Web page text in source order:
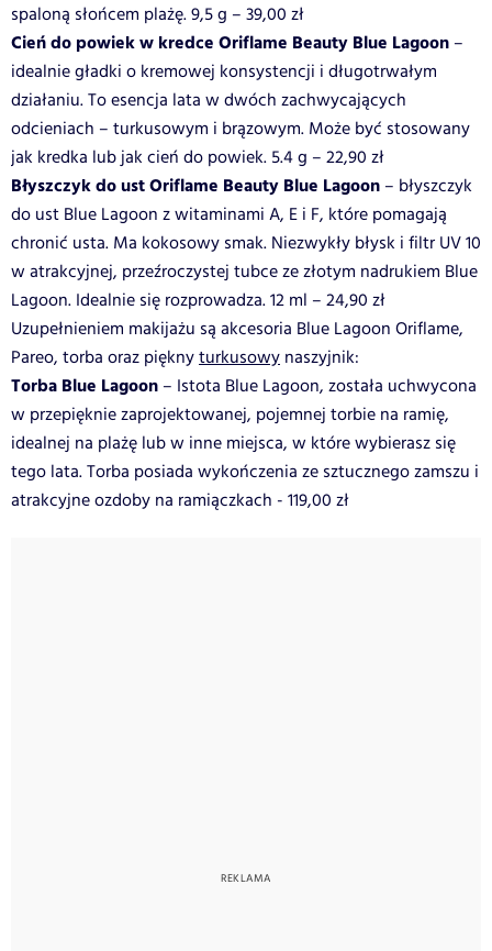
spaloną słońcem plażę. 9,5 g – 39,00 zł
Cień do powiek w kredce Oriflame Beauty Blue Lagoon –
idealnie gładki o kremowej konsystencji i długotrwałym
działaniu. To esencja lata w dwóch zachwycających
odcieniach – turkusowym i brązowym. Może być stosowany
jak kredka lub jak cień do powiek. 5.4 g – 22,90 zł
Błyszczyk do ust Oriflame Beauty Blue Lagoon – błyszczyk
do ust Blue Lagoon z witaminami A, E i F, które pomagają
chronić usta. Ma kokosowy smak. Niezwykły błysk i filtr UV 10
w atrakcyjnej, przeźroczystej tubce ze złotym nadrukiem Blue
Lagoon. Idealnie się rozprowadza. 12 ml – 24,90 zł
Uzupełnieniem makijażu są akcesoria Blue Lagoon Oriflame,
Pareo, torba oraz pięknyturkusowy naszyjnik:
Torba Blue Lagoon – Istota Blue Lagoon, została uchwycona
w przepięknie zaprojektowanej, pojemnej torbie na ramię,
idealnej na plażę lub w inne miejsca, w które wybierasz się
tego lata. Torba posiada wykończenia ze sztucznego zamszu i
atrakcyjne ozdoby na ramiączkach - 119,00 zł